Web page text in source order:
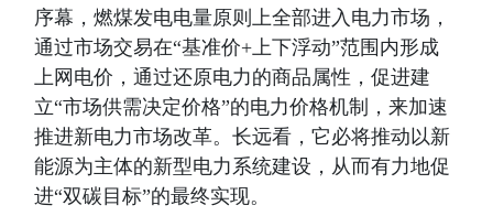
序幕，燃煤发电电量原则上全部进入电力市场，
通过市场交易在“基准价+上下浮动”范围内形成
上网电价，通过还原电力的商品属性，促进建
立“市场供需决定价格”的电力价格机制，来加速
推进新电力市场改革。长远看，它必将推动以新
能源为主体的新型电力系统建设，从而有力地促
进“双碳目标”的最终实现。